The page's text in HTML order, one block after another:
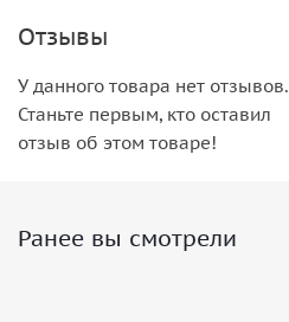
Отзывы
У данного товара нет отзывов.
Станьте первым, кто оставил
отзыв об этом товаре!
Ранее вы смотрели